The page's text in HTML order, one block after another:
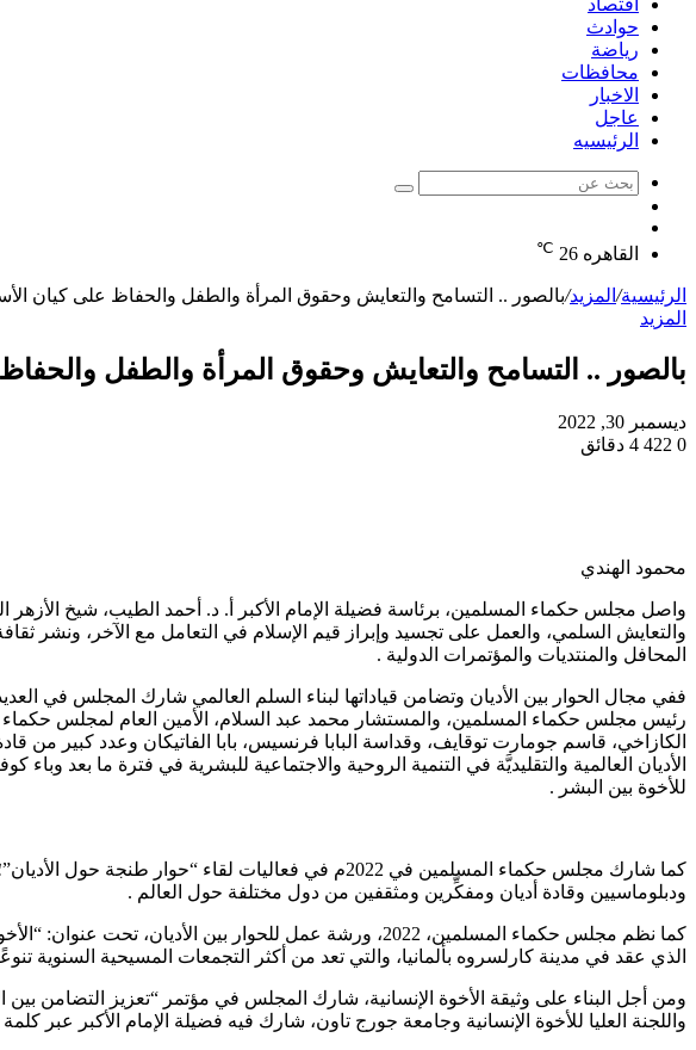
اقتصاد
حوادث
رياضة
محافظات
الاخبار
عاجل
الرئيسيه
بحث
عشوائي
القاهره 26
℃
الرئيسية/ المزيد/بالصور .. التسامح والتعايش وحقوق المرأة والطفل والحفاظ على كيان
المزيد
بالصور .. التسامح والتعايش وحقوق المرأة والطفل
ديسمبر 30, 2022
0
4 دقائق
محمود الهندي
المحافل والمنتديات والمؤتمرات الدولية .
ففي مجال الحوار بين الأديان وتضامن قياداتها لبناء السلم العالمي شارك المجلس في
رئيس مجلس حكماء المسلمين، والمستشار محمد عبد السلام، الأمين العام لمجلس
للأخوة بين البشر .
كما شارك مجلس حكماء المسلمين في 2022م في فعاليات
ودبلوماسيين وقادة أديان ومفكِّرين ومثقفين من دول مختلفة حول العالم .
كما نظم مجلس حكماء المسلمين، 2022، ورشة عمل للحوار بين
الذي عقد في مدينة كارلسروه بألمانيا، والتي تعد من أكثر التجمعات المسيحية السنوية تنوعًا في
ومن أجل البناء على وثيقة الأخوة الإنسانية، شارك المجلس في مؤتمر “تعزيز التضامن
واللجنة العليا للأخوة الإنسانية وجامعة جورج تاون، شارك فيه فضيلة الإمام الأكبر عبر كلمة مسجَّلة، بحضور أكثر من 100